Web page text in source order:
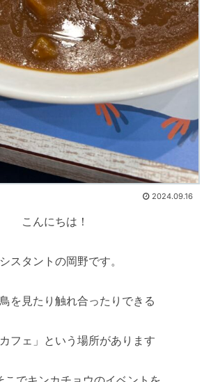
2024.09.16
こんにちは！
スタントの岡野です。
を見たり触れ合ったりできる
カフェ」という場所があります